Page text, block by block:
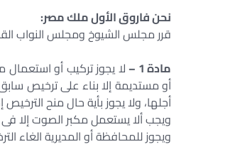
نحن فاروق الأول ملك مصر:
قرر مجلس الشيوخ ومجلس النواب
مادة 1 –
لا يجوز تركيب أو استعمال
أو مستديمة إلا بناء على ترخيص
أجلها، ولا يجوز بأية حال منح
ويجب ألا يستعمل مكبر الصوت إلا
ويجوز للمحافظة أو المديرية